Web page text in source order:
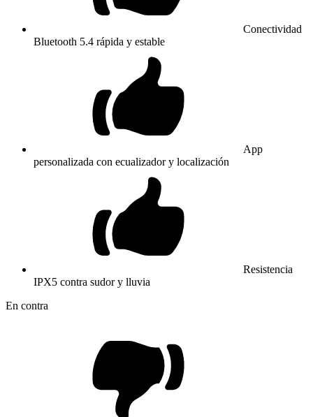
Conectividad
Bluetooth 5.4 rápida y estable
App
personalizada con ecualizador y localización
Resistencia
IPX5 contra sudor y lluvia
En contra